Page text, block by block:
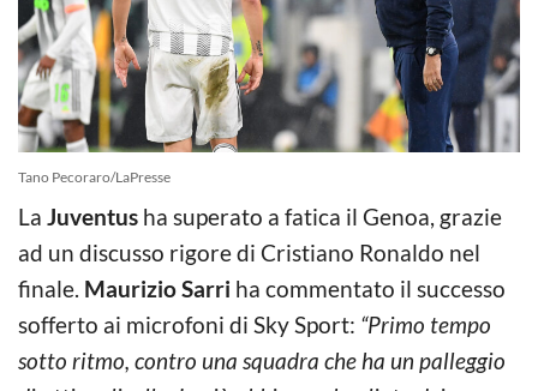
Tano Pecoraro/LaPresse
La Juventus ha superato a fatica il Genoa, grazie
ad un discusso rigore di Cristiano Ronaldo nel
finale. Maurizio Sarri ha commentato il successo
sofferto ai microfoni di Sky Sport: “Primo tempo
sotto ritmo, contro una squadra che ha un palleggio